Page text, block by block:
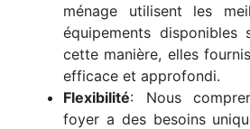
ménage utilisent les
équipements disponibles
cette manière, elles
efficace et approfondi.
Flexibilité: Nous
foyer a des besoins